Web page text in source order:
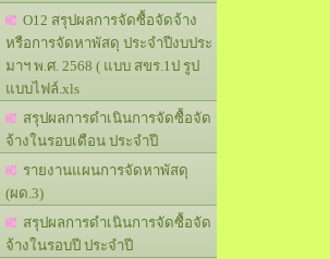
O12 สรุปผลการจัดซื้อจัดจ้าง
หรือการจัดหาพัสดุ ประจำปีงบประ
มาฯ พ.ศ. 2568 ( แบบ สขร.1ป รูป
แบบไฟล์.xls
สรุปผลการดำเนินการจัดซื้อจัด
จ้างในรอบเดือน ประจำปี
รายงานแผนการจัดหาพัสดุ
(ผด.3)
สรุปผลการดำเนินการจัดซื้อจัด
จ้างในรอบปี ประจำปี